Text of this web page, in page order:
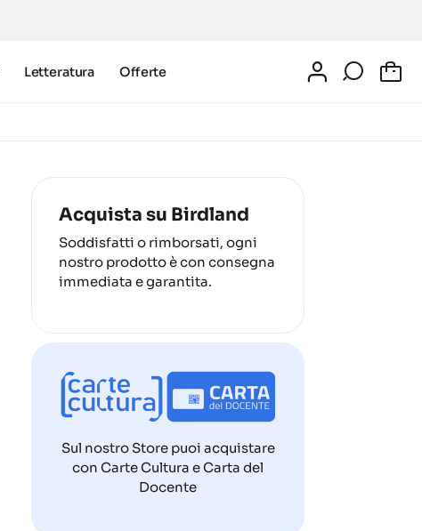
Letteratura Offerte
Acquista su Birdland
Soddisfatti o rimborsati, ogni
nostro prodotto è con consegna
immediata e garantita.
Sul nostro Store puoi acquistare
con Carte Cultura e Carta del
Docente